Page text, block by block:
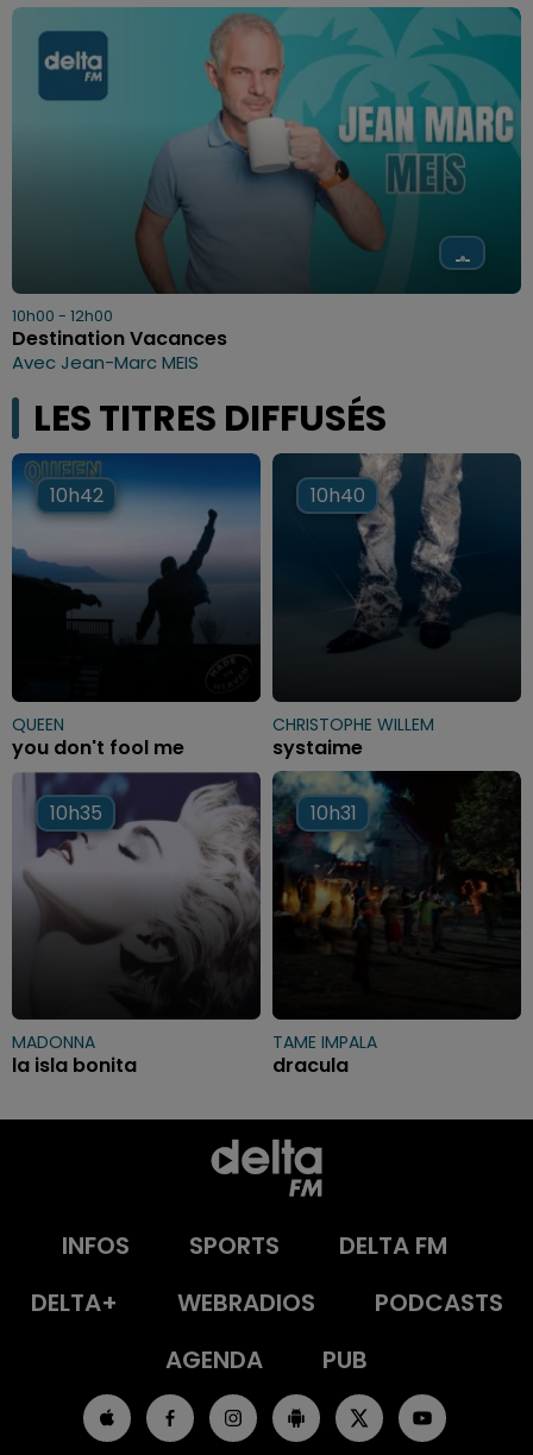
10h00 - 12h00
Destination Vacances
Avec Jean-Marc MEIS
LES TITRES DIFFUSÉS
10h42
10h42
QUEEN
you don't fool me
10h40
10h40
CHRISTOPHE WILLEM
systaime
10h35
10h35
MADONNA
la isla bonita
10h31
10h31
TAME IMPALA
dracula
INFOS SPORTS
DELTA FM
DELTA+
WEBRADIOS
PODCASTS
AGENDA
PUB